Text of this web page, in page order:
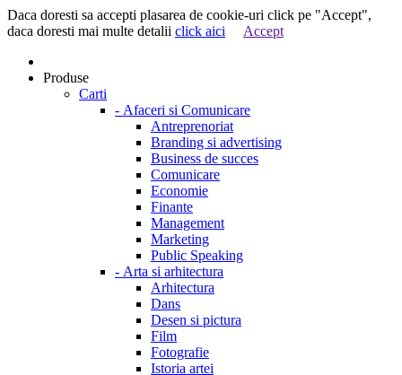
Daca doresti sa accepti plasarea de cookie-uri click pe "Accept",
daca doresti mai multe detalii click aici Accept
Produse
Carti
- Afaceri si Comunicare
Antreprenoriat
Branding si advertising
Business de succes
Comunicare
Economie
Finante
Management
Marketing
Public Speaking
- Arta si arhitectura
Arhitectura
Dans
Desen si pictura
Film
Fotografie
Istoria artei